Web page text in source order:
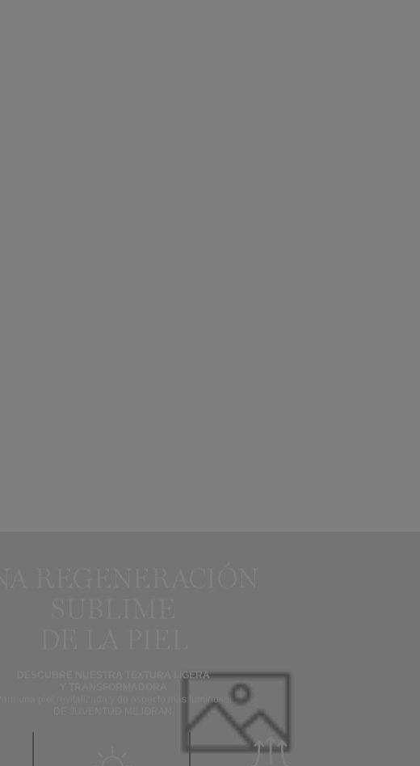
DESCUBRE NUESTRA TEXTURA LIGERA
Para una piel revitalizada y de aspecto más luminoso.